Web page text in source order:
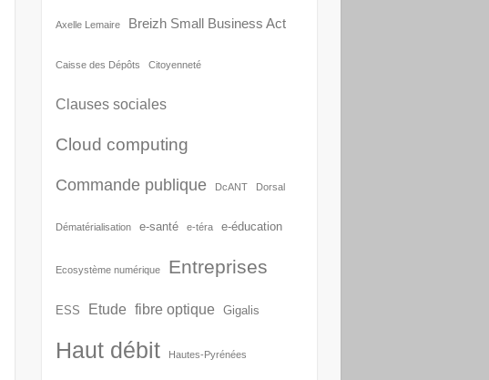
Axelle Lemaire Breizh Small Business Act
Caisse des Dépôts Citoyenneté
Clauses sociales
Cloud computing
Commande publique DcANT Dorsal
Dématérialisation e-santé e-téra e-éducation
Ecosystème numérique Entreprises
ESS Etude fibre optique Gigalis
Haut débit Hautes-Pyrénées